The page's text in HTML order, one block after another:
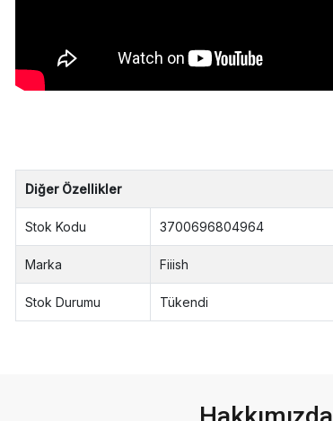
Diğer Özellikler
Stok Kodu 3700696804964
Marka Fiiish
Stok Durumu Tükendi